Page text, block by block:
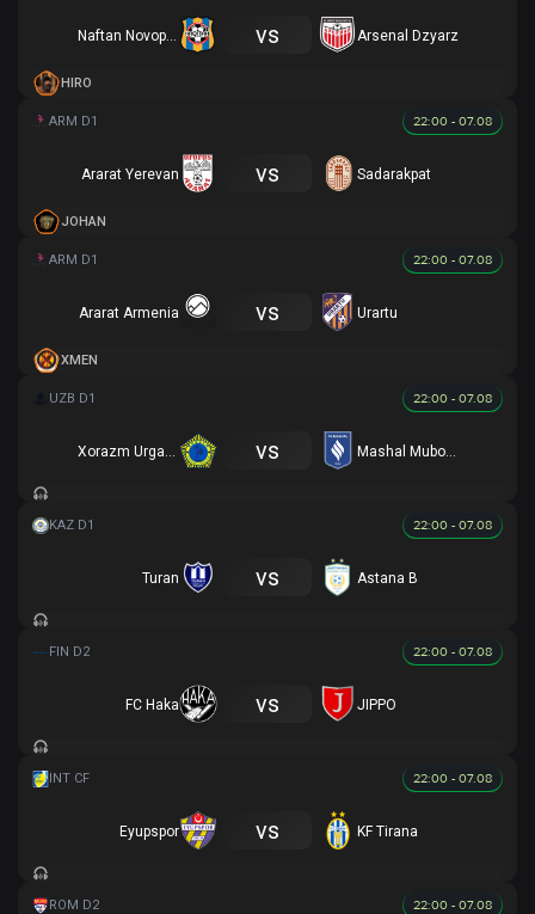
Naftan Novopolotsk vs Arsenal Dzyarz
HIRO
22:00 - 07.08
Ararat Yerevan vs Sadarakpat
JOHAN
22:00 - 07.08
Ararat Armenia vs Urartu
XMEN
22:00 - 07.08
vs Mashal Muborak
22:00 - 07.08
Turan vs Astana B
22:00 - 07.08
FC Haka vs JIPPO
22:00 - 07.08
Eyupspor vs KF Tirana
22:00 - 07.08